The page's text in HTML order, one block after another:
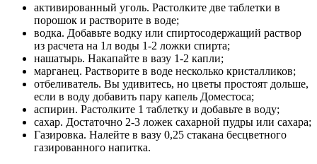
активированный уголь. Растолките две таблетки в
порошок и растворите в воде;
водка. Добавьте водку или спиртосодержащий раствор
из расчета на 1л воды 1-2 ложки спирта;
нашатырь. Накапайте в вазу 1-2 капли;
марганец. Растворите в воде несколько кристалликов;
отбеливатель. Вы удивитесь, но цветы простоят дольше,
если в воду добавить пару капель Доместоса;
аспирин. Растолките 1 таблетку и добавьте в воду;
сахар. Достаточно 2-3 ложек сахарной пудры или сахара;
Газировка. Налейте в вазу 0,25 стакана бесцветного
газированного напитка.